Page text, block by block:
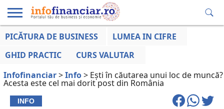
EDUCAȚIE
LA ZI
AFACERILOR
PICĂTURA DE BUSINESS
LUMEA IN CIFRE
GHID PRACTIC
CURS VALUTAR
Infofinanciar>Info> Ești în căutarea unui loc de muncă?
Acesta este cel mai dorit post din România
INFO